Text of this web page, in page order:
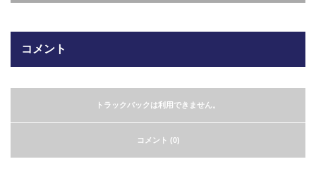
コメント
トラックバックは利用できません。
コメント (0)
MFライニングカタログ（PDF）
を固定し、テスト機材を引張り試験機
えています。今一番多い問い合わせ
2022.6.6